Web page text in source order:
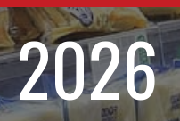
2026